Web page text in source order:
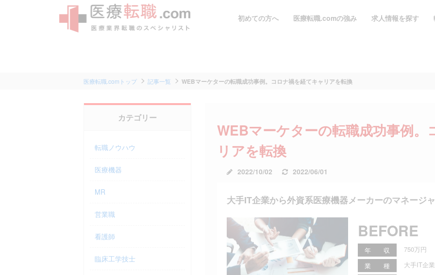
初めての方へ 医療転職.comの強み 求人情報を探す
医療転職.comトップ 記事一覧 WEBマーケターの転職成功事例。コロナ禍を経てキャリアを転換
WEBマーケターの転職成功事例
リアを転換
公
日:
2022/10/02
更
日:
2022/06/01
大手IT企業から外資系医療機器メーカーのマネージ
BEFORE
年 収
750万円
業 種
大手IT企業
カテゴリー
転職ノウハウ
医療機器
MR
営業職
看護師
臨床工学技士